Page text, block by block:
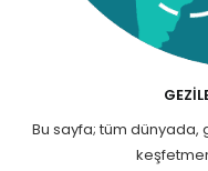
Bu sayfa; tüm